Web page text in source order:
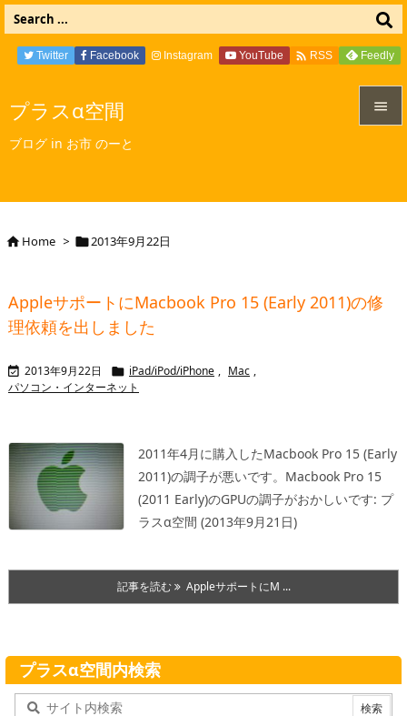
プラスα空間
ブログ in お市 のーと

次へ
Twitter Facebook Instagram YouTube  RSS Feedly
Home > 2013年9月22日
AppleサポートにMacbook Pro 15 (Early 2011)の修
理依頼を出しました
 2013年9月22日  iPad/iPod/iPhone , Mac ,
パソコン・インターネット
2011年4月に購入したMacbook Pro 15 (Early
2011)の調子が悪いです。 Macbook Pro 15
(2011 Early)のGPUの調子がおかしいです: プ
ラスα空間 (2013年9月21日)
記事を読む AppleサポートにM ...
プラスα空間内検索